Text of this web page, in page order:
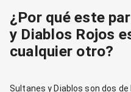
¿Por qué este
y Diablos Rojos
cualquier otro?
Sultanes y Diablos son dos